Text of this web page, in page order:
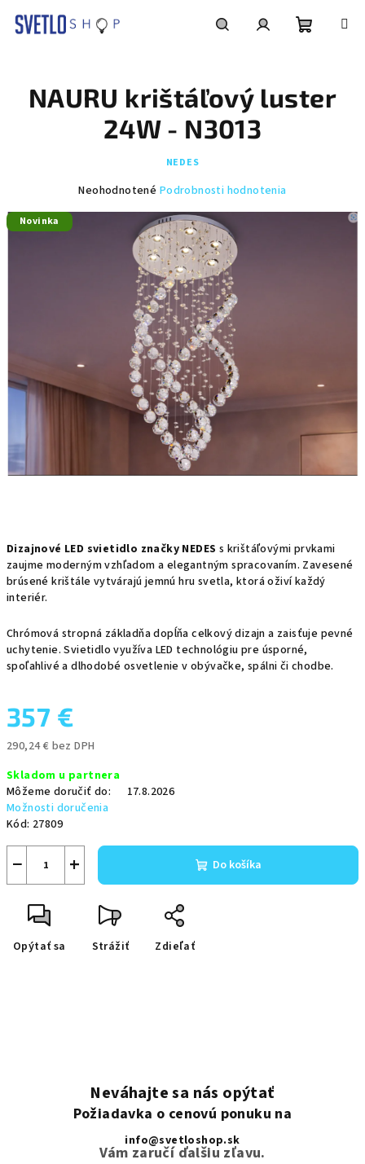
košík
Dizajnové LED svietidlo značky NEDES s krištáľovými prvkami
zaujme moderným vzhľadom a elegantným spracovaním. Zavesené
brúsené krištále vytvárajú jemnú hru svetla, ktorá oživí každý
interiér.
Chrómová stropná základňa dopĺňa celkový dizajn a zaisťuje pevné
uchytenie. Svietidlo využíva LED technológiu pre úsporné,
spoľahlivé a dlhodobé osvetlenie v obývačke, spálni či chodbe.
357 €
290,24 € bez DPH
cena:
Skladom u partnera
Môžeme doručiť do:
17.8.2026
Možnosti doručenia
Kód: 27809
+
− Do košíka
Opýtať sa Strážiť Zdieľať
NAURU krištáľový luster
24W - N3013
NEDES
Priemerné
hviezdičiek.
Neohodnotené Podrobnosti hodnotenia
Novinka
Neváhajte sa nás opýtať
Požiadavka o cenovú ponuku na
info@svetloshop.sk
Vám zaručí ďalšiu zľavu.